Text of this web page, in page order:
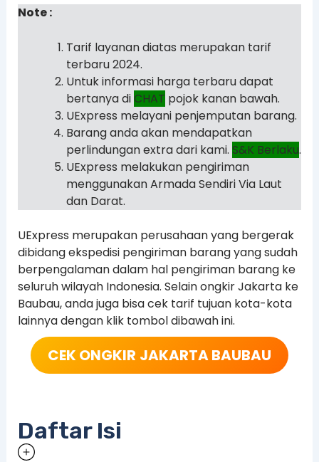
Note :
Tarif layanan diatas merupakan tarif
terbaru 2024.
Untuk informasi harga terbaru dapat
bertanya diCHAT pojok kanan bawah.
UExpress melayani penjemputan barang.
Barang anda akan mendapatkan
perlindungan extra dari kami. S&K Berlaku.
UExpress melakukan pengiriman
menggunakan Armada Sendiri Via Laut
dan Darat.
UExpress merupakan perusahaan yang bergerak
dibidang ekspedisi pengiriman barang yang sudah
berpengalaman dalam hal pengiriman barang ke
seluruh wilayah Indonesia. Selain ongkir Jakarta ke
Baubau, anda juga bisa cek tarif tujuan kota-kota
lainnya dengan klik tombol dibawah ini.
CEK ONGKIR JAKARTA BAUBAU
Daftar Isi